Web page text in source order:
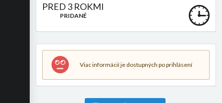
PRED 3 ROKMI
PRIDANÉ
Viac informácií je dostupných po prihlásení